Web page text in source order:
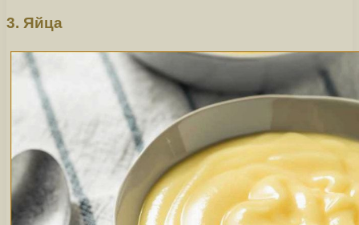
3. Яйца